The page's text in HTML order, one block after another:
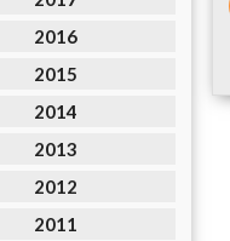
2016
2015
2014
2013
2012
2011